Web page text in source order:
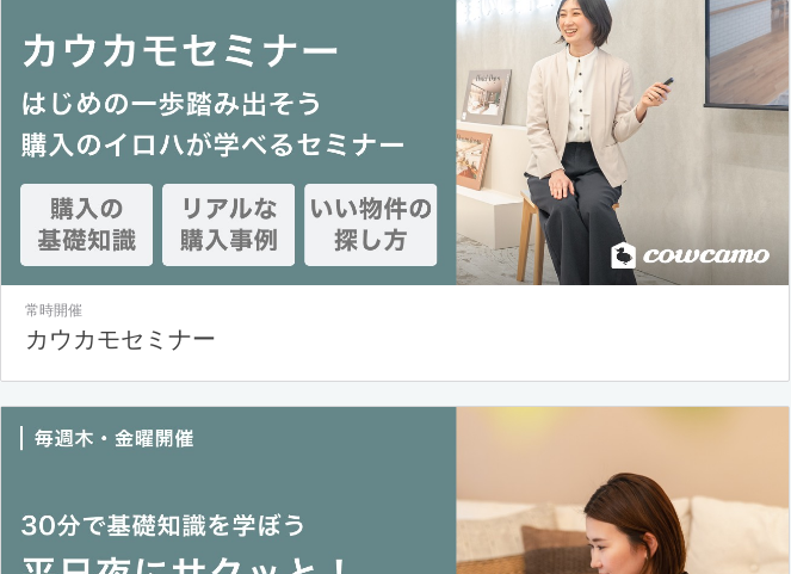
常時開催
カウカモセミナー